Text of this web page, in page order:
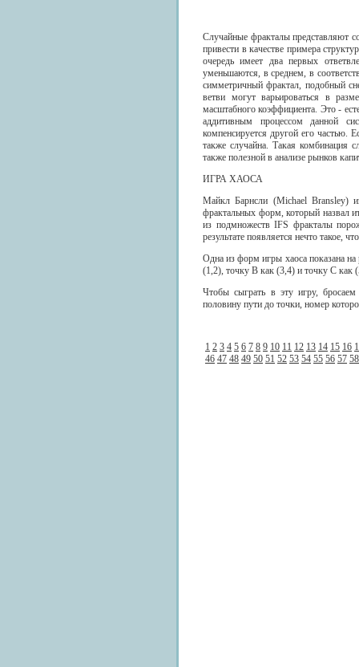
Случайные фракталы представляют
привести в качестве примера
очередь имеет два первых
уменьшаются, в среднем, в
симметричный фрактал, подобный
ветви могут варьироваться в
масштабного коэффициента. Это -
аддитивным процессом данной
компенсируется другой его частью.
также случайна. Такая комбинация
также полезной в анализе рынков
ИГРА ХАОСА
Майкл Барнсли (Michael Bransley)
фрактальных форм, который назвал
из подмножеств IFS фракталы
результате появляется нечто такое,
Одна из форм игры хаоса показана
(1,2), точку В как (3,4) и точку С как
Чтобы сыграть в эту игру,
половину пути до точки, номер
1 2 3 4 5 6 7 8 9 10 11 12 13 14 15 16
46 47 48 49 50 51 52 53 54 55 56 57 58